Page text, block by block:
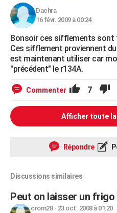
Dachra
16 févr. 2009 à 00:24
Bonsoir ces sifflements
Ces sifflement proviennent
est maintenant utiliser car
"précédent" le r134A.
Commenter 7
Afficher toute
Répondre
Discussions similaires
Peut on laisser un
crom28- 23 oct. 2008 à 01:20